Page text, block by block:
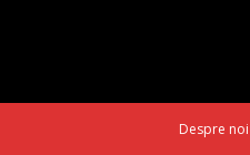
Despre noi